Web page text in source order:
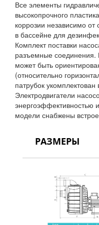
Все элементы
высокопрочного
коррозии независимо от
в бассейне для
Комплект поставки
разъемные соединения.
может быть
(относительно
патрубок
Электродвигатели
модели снабжены
РАЗМЕРЫ